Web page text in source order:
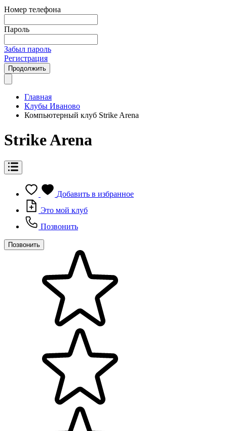
Номер телефона
Пароль
Забыл пароль
Регистрация
Продолжить
Главная
Клубы Иваново
Компьютерный клуб Strike Arena
Strike Arena
Добавить в избранное
Это мой клуб
Позвонить
Позвонить